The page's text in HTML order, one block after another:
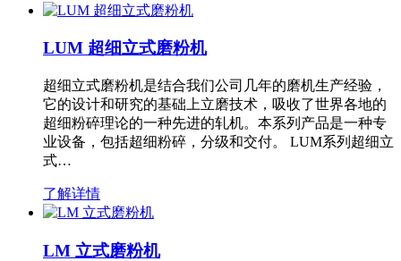
LUM 超细立式磨粉机
超细立式磨粉机是结合我们公司几年的磨机生产经验，
它的设计和研究的基础上立磨技术，吸收了世界各地的
超细粉碎理论的一种先进的轧机。本系列产品是一种专
业设备，包括超细粉碎，分级和交付。 LUM系列超细立
式…
了解详情
LM 立式磨粉机